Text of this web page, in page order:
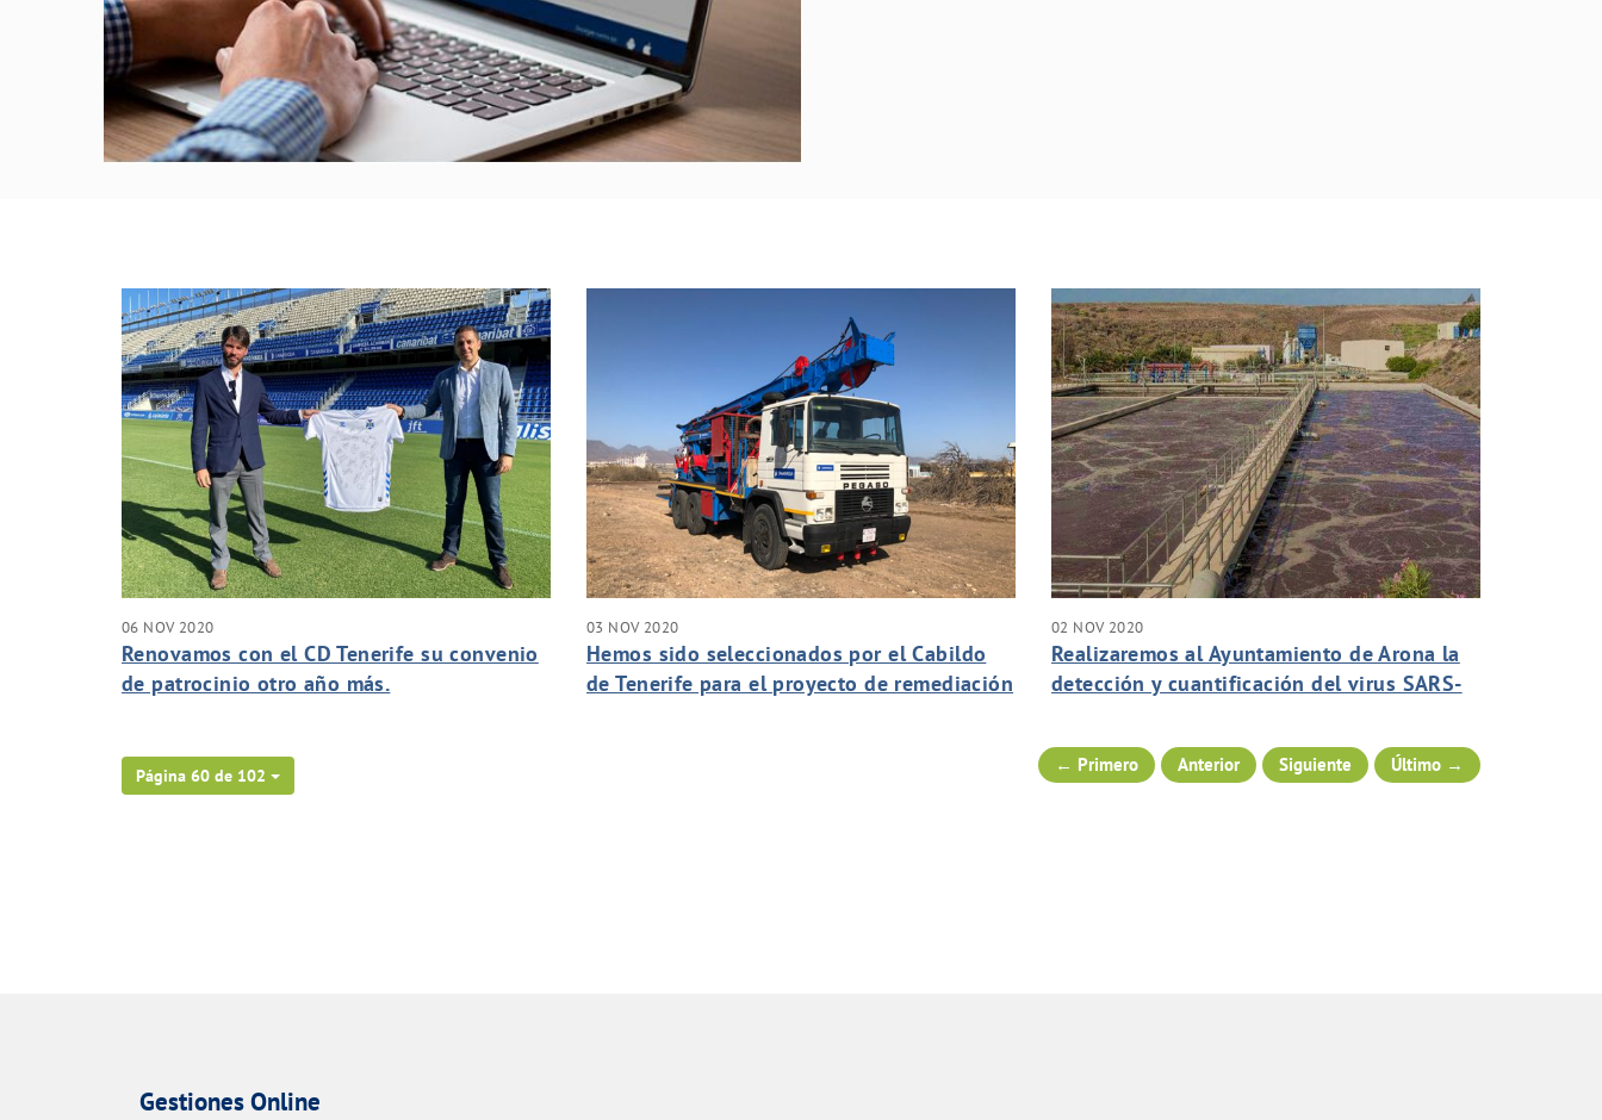
06 NOV 2020
Renovamos con el CD Tenerife su convenio
de patrocinio otro año más.
03 NOV 2020
Hemos sido seleccionados por el Cabildo
de Tenerife para el proyecto de remediación
02 NOV 2020
Realizaremos al Ayuntamiento de Arona la
detección y cuantificación del virus SARS-
monitorizar sus aguas residuales.
Página 60 de 102
← Primero Anterior Siguiente Último →
Gestiones Online